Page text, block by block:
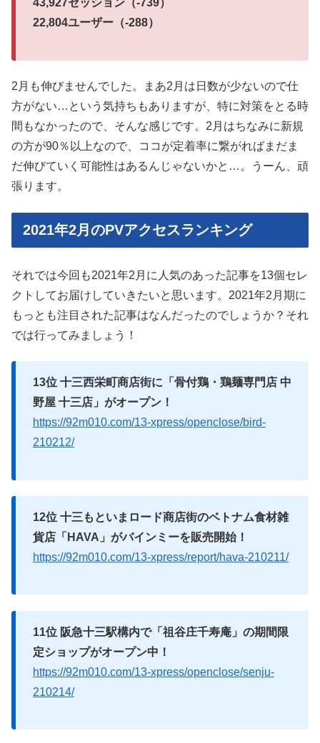
43,927セッション（-739）
22,804ユーザー（-288）
2月も伸びませんでした。まあ2月は日数が少ないので仕
方がない…という気持ちもありますが、特に対策をとる時
間もなかったので、そんな感じです。2月はちなみに新規
の方が90％以上なので、ココが定着率に繋がればまだま
だ伸びていく可能性はあるんじゃないかと…。うーん、頑
張ります。
2021年2月のPVアクセスランキング
それでは今回も2021年2月に人気のあった記事を13個セレ
クトしてお届けしていきたいと思います。2021年2月期に
もっとも注目された記事はなんだったのでしょうか？それ
では行ってみましょう！
13位 十三西栄町商店街に「骨付鶏・鶏麺専門店 中
野屋 十三店」がオープン！
https://92m010.com/13-xpress/openclose/bird-
210212/
12位 十三もといまロード商店街のベトナム食材雑
貨店「HAVA」がバインミーを販売開始！
https://92m010.com/13-xpress/report/hava-210211/
11位 阪急十三駅構内で「祖谷庄千寿庵」の期間限
定ショップがオープン中！
https://92m010.com/13-xpress/openclose/senju-
210214/